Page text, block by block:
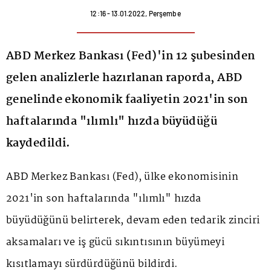
12:16 - 13.01.2022, Perşembe
ABD Merkez Bankası (Fed)'in 12 şubesinden
gelen analizlerle hazırlanan raporda, ABD
genelinde ekonomik faaliyetin 2021'in son
haftalarında "ılımlı" hızda büyüdüğü
kaydedildi.
ABD Merkez Bankası (Fed), ülke ekonomisinin
2021'in son haftalarında "ılımlı" hızda
büyüdüğünü belirterek, devam eden tedarik zinciri
aksamaları ve iş gücü sıkıntısının büyümeyi
kısıtlamayı sürdürdüğünü bildirdi.